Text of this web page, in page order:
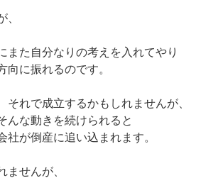
、
また自分なりの考えを入れてやり
向に振れるのです。
それで成立するかもしれませんが、
んな動きを続けられると
社が倒産に追い込まれます。
ませんが、